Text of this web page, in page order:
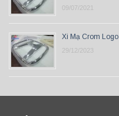
09/07/2021
Xi Mạ Crom
29/12/2023